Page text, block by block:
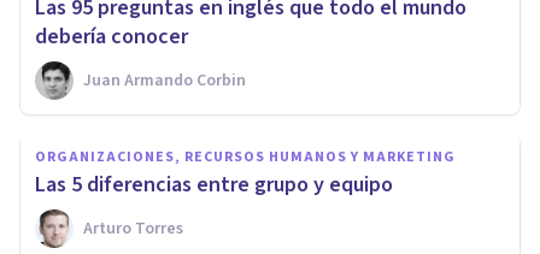
Las 95 preguntas en inglés que todo el mundo
debería conocer
Juan Armando Corbin
ORGANIZACIONES, RECURSOS HUMANOS Y MARKETING
Las 5 diferencias entre grupo y equipo
Arturo Torres